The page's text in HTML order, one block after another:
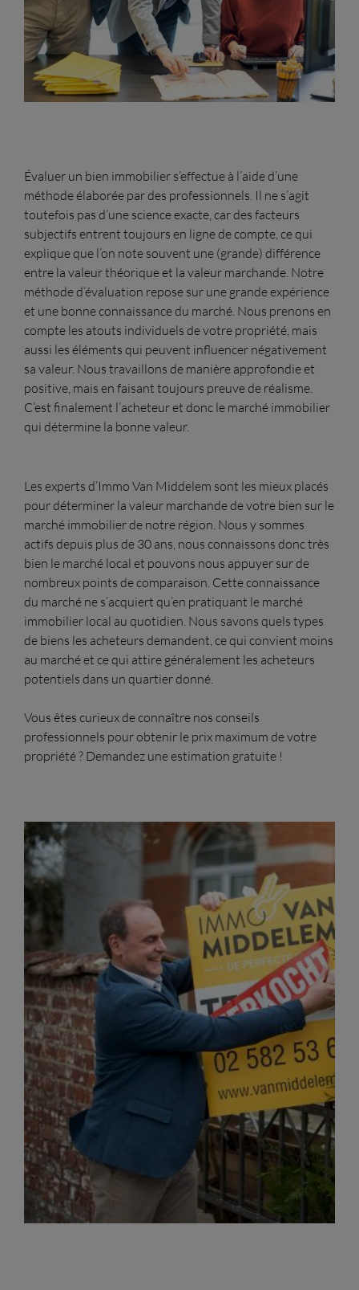
Évaluer un bien immobilier s’effectue à l’aide d’une
méthode élaborée par des professionnels. Il ne s’agit
toutefois pas d’une science exacte, car des facteurs
subjectifs entrent toujours en ligne de compte, ce qui
explique que l’on note souvent une (grande) différence
entre la valeur théorique et la valeur marchande. Notre
méthode d’évaluation repose sur une grande expérience
et une bonne connaissance du marché. Nous prenons en
compte les atouts individuels de votre propriété, mais
aussi les éléments qui peuvent influencer négativement
sa valeur. Nous travaillons de manière approfondie et
positive, mais en faisant toujours preuve de réalisme.
C’est finalement l’acheteur et donc le marché immobilier
qui détermine la bonne valeur.
Les experts d’Immo Van Middelem sont les mieux placés
pour déterminer la valeur marchande de votre bien sur le
marché immobilier de notre région. Nous y sommes
actifs depuis plus de 30 ans, nous connaissons donc très
bien le marché local et pouvons nous appuyer sur de
nombreux points de comparaison. Cette connaissance
du marché ne s’acquiert qu’en pratiquant le marché
immobilier local au quotidien. Nous savons quels types
de biens les acheteurs demandent, ce qui convient moins
au marché et ce qui attire généralement les acheteurs
potentiels dans un quartier donné.
Vous êtes curieux de connaître nos conseils
professionnels pour obtenir le prix maximum de votre
propriété ? Demandez une estimation gratuite !